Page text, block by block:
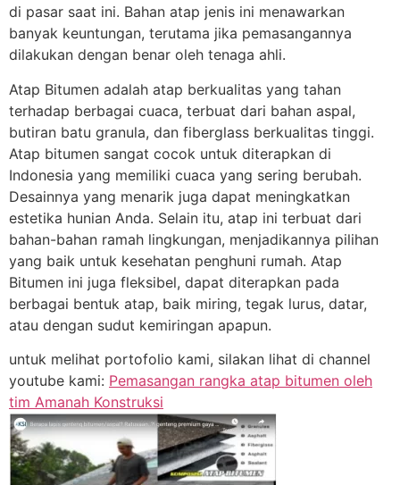
di pasar saat ini. Bahan atap jenis ini menawarkan
banyak keuntungan, terutama jika pemasangannya
dilakukan dengan benar oleh tenaga ahli.
Atap Bitumen adalah atap berkualitas yang tahan
terhadap berbagai cuaca, terbuat dari bahan aspal,
butiran batu granula, dan fiberglass berkualitas tinggi.
Atap bitumen sangat cocok untuk diterapkan di
Indonesia yang memiliki cuaca yang sering berubah.
Desainnya yang menarik juga dapat meningkatkan
estetika hunian Anda. Selain itu, atap ini terbuat dari
bahan-bahan ramah lingkungan, menjadikannya pilihan
yang baik untuk kesehatan penghuni rumah. Atap
Bitumen ini juga fleksibel, dapat diterapkan pada
berbagai bentuk atap, baik miring, tegak lurus, datar,
atau dengan sudut kemiringan apapun.
untuk melihat portofolio kami, silakan lihat di channel
youtube kami: Pemasangan rangka atap bitumen oleh
tim Amanah Konstruksi